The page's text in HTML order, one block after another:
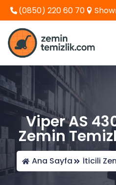
(0850) 220 60 70
Viper AS
Zemin
Ana Sayfa İticili